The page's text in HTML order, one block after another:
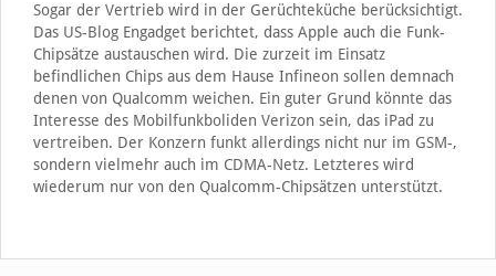
Sogar der Vertrieb wird in der Gerüchteküche berücksichtigt.
Das US-Blog Engadget berichtet, dass Apple auch die Funk-
Chipsätze austauschen wird. Die zurzeit im Einsatz
befindlichen Chips aus dem Hause Infineon sollen demnach
denen von Qualcomm weichen. Ein guter Grund könnte das
Interesse des Mobilfunkboliden Verizon sein, das iPad zu
vertreiben. Der Konzern funkt allerdings nicht nur im GSM-,
sondern vielmehr auch im CDMA-Netz. Letzteres wird
wiederum nur von den Qualcomm-Chipsätzen unterstützt.